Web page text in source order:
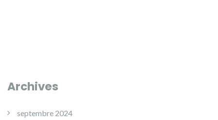
Archives
septembre 2024